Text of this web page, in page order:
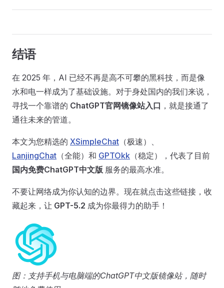
结语
在 2025 年，AI 已经不再是高不可攀的黑科技，而是像
水和电一样成为了基础设施。对于身处国内的我们来说，
寻找一个靠谱的 ChatGPT官网镜像站入口 ，就是接通了
通往未来的管道。
本文为您精选的 XSimpleChat （极速）、
LanjingChat （全能）和 GPTOkk （稳定），代表了目前
国内免费ChatGPT中文版 服务的最高水准。
不要让网络成为你认知的边界。现在就点击这些链接，收
藏起来，让 GPT-5.2 成为你最得力的助手！
图：支持手机与电脑端的ChatGPT中文版镜像站，随时